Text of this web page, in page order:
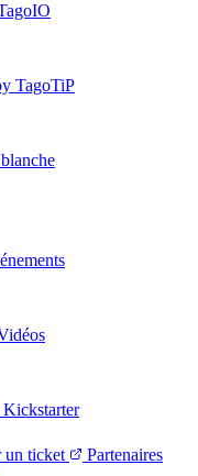
TagoTiP
Kickstarter
un ticket
Partenaires